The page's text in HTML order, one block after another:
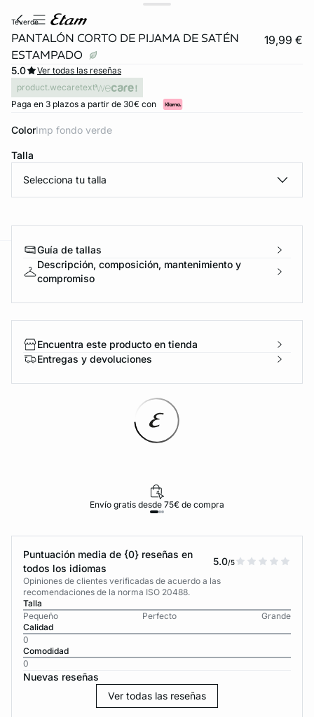
teverde
PANTALÓN CORTO DE PIJAMA DE SATÉN
ESTAMPADO
19,99 €
5.0
Ver todas las reseñas
product.wecaretext
Paga en 3 plazos a partir de 30€ con
Color imp fondo verde
Talla
Selecciona tu talla
Guía de tallas
Descripción, composición, mantenimiento y
compromiso
Encuentra este producto en tienda
Entregas y devoluciones
Envío gratis desde 75€ de compra
Puntuación media de {0} reseñas en
todos los idiomas
5.0/5
Opiniones de clientes verificadas de acuerdo a las
recomendaciones de la norma ISO 20488.
Talla
Pequeño
Perfecto
Grande
Calidad
0
Comodidad
0
Nuevas reseñas
Ver todas las reseñas